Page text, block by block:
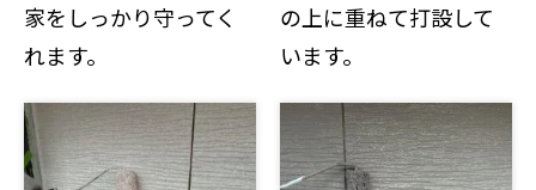
家をしっかり守ってく
れます。
の上に重ねて打設して
います。